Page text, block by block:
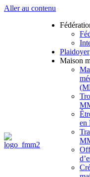
Aller au contenu
Plaidoyer
Maison
en